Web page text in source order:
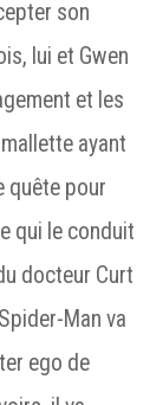
son
lui et Gwen
et les
ayant
quête pour
qui le conduit
docteur Curt
Man va
ego de